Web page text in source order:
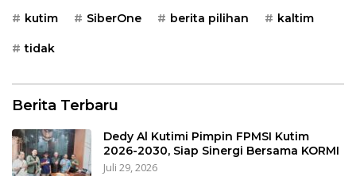
kutim SiberOne berita pilihan kaltim
tidak
Berita Terbaru
Dedy Al Kutimi Pimpin FPMSI Kutim
2026-2030, Siap Sinergi Bersama KORMI
Juli 29, 2026